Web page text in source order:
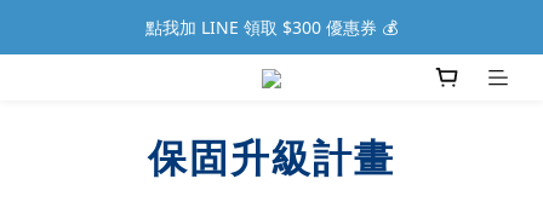
點我加 LINE 領取 $300 優惠券 💰
保固升級計畫